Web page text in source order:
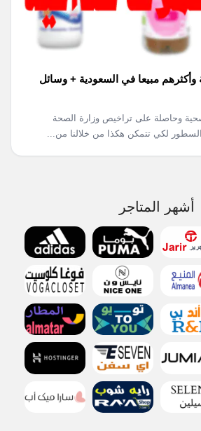
وأكثرهم مبيعا في السعودية + وسائل
وحاصلة على تراخيص وزارة الصحة
لكي تتمكن هكذا من خلالنا من...
أشهر المتاجر